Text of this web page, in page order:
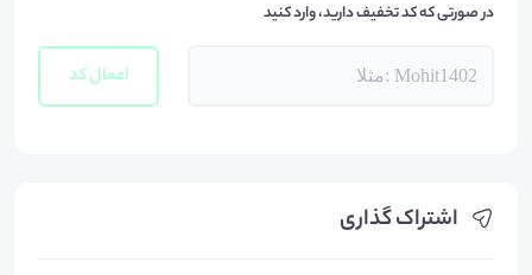
اشتراک گذاری
در صورتی که کد تخفیف دارید، وارد کنید
اعمال کد